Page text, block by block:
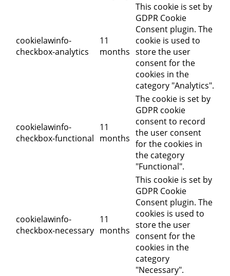
cookielawinfo-
checkbox-analytics
11
months
This cookie is set by
GDPR Cookie
Consent plugin. The
cookie is used to
store the user
consent for the
cookies in the
category "Analytics".
cookielawinfo-
checkbox-functional
11
months
The cookie is set by
GDPR cookie
consent to record
the user consent
for the cookies in
the category
"Functional".
cookielawinfo-
checkbox-necessary
11
months
This cookie is set by
GDPR Cookie
Consent plugin. The
cookies is used to
store the user
consent for the
cookies in the
category
"Necessary".